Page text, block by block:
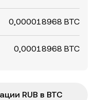
0,000018968 BTC
0,00018968 BTC
RUB в BTC